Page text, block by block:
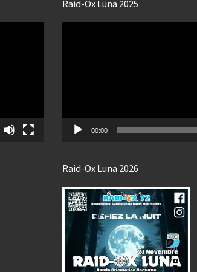
Raid-Ox Luna 2025
00:00
Raid-Ox Luna 2026